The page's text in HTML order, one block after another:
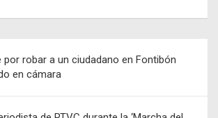
por robar a un ciudadano en Fontibón
en cámara